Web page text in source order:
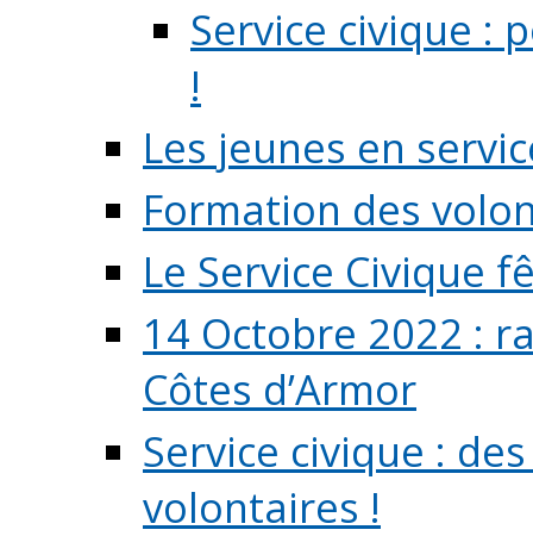
Service civique :
!
Les jeunes en
Formation des
Le Service Civique
14 Octobre 2022 :
Côtes d’Armor
Service civique :
volontaires !